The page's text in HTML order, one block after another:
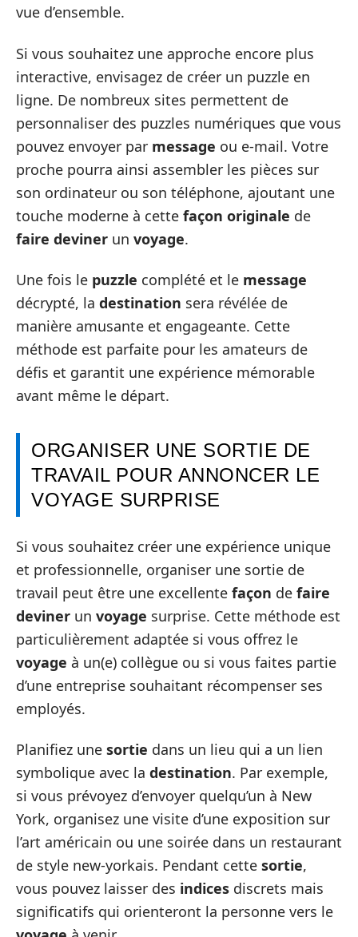
vue d’ensemble.
Si vous souhaitez une approche encore plus
interactive, envisagez de créer un puzzle en
ligne. De nombreux sites permettent de
personnaliser des puzzles numériques que vous
pouvez envoyer par message ou e-mail. Votre
proche pourra ainsi assembler les pièces sur
son ordinateur ou son téléphone, ajoutant une
touche moderne à cette façon originale de
faire deviner un voyage.
Une fois le puzzle complété et le message
décrypté, la destination sera révélée de
manière amusante et engageante. Cette
méthode est parfaite pour les amateurs de
défis et garantit une expérience mémorable
avant même le départ.
ORGANISER UNE SORTIE DE
TRAVAIL POUR ANNONCER LE
VOYAGE SURPRISE
Si vous souhaitez créer une expérience unique
et professionnelle, organiser une sortie de
travail peut être une excellente façon de faire
deviner un voyage surprise. Cette méthode est
particulièrement adaptée si vous offrez le
voyage à un(e) collègue ou si vous faites partie
d’une entreprise souhaitant récompenser ses
employés.
Planifiez une sortie dans un lieu qui a un lien
symbolique avec la destination. Par exemple,
si vous prévoyez d’envoyer quelqu’un à New
York, organisez une visite d’une exposition sur
l’art américain ou une soirée dans un restaurant
de style new-yorkais. Pendant cette sortie,
vous pouvez laisser des indices discrets mais
significatifs qui orienteront la personne vers le